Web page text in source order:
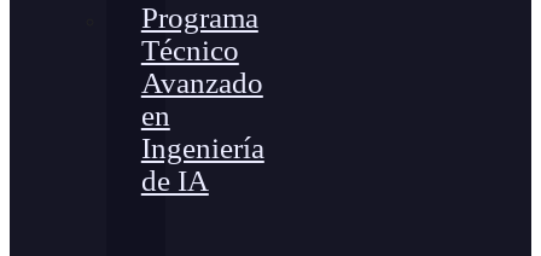
Programa
Técnico
Avanzado
en
Ingeniería
de IA